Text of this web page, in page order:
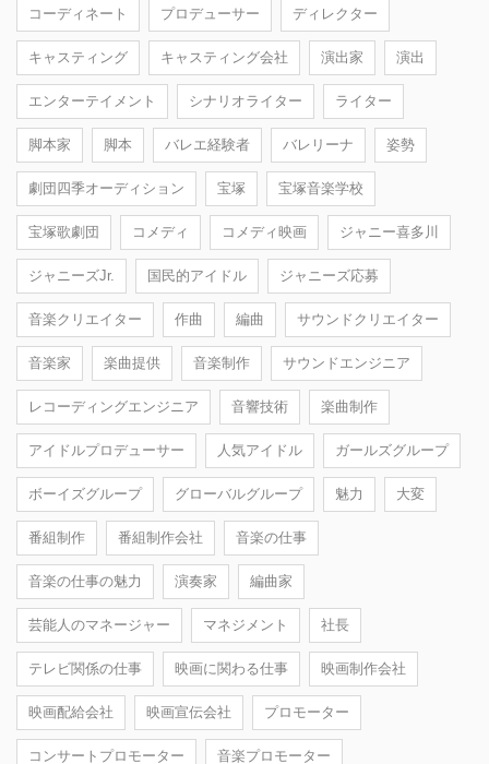
コーディネート プロデューサー ディレクター
キャスティング キャスティング会社 演出家 演出
エンターテイメント シナリオライター ライター
脚本家 脚本 バレエ経験者 バレリーナ 姿勢
劇団四季オーディション 宝塚 宝塚音楽学校
宝塚歌劇団 コメディ コメディ映画 ジャニー喜多川
ジャニーズJr. 国民的アイドル ジャニーズ応募
音楽クリエイター 作曲 編曲 サウンドクリエイター
音楽家 楽曲提供 音楽制作 サウンドエンジニア
レコーディングエンジニア 音響技術 楽曲制作
アイドルプロデューサー 人気アイドル ガールズグループ
ボーイズグループ グローバルグループ 魅力 大変
番組制作 番組制作会社 音楽の仕事
音楽の仕事の魅力 演奏家 編曲家
芸能人のマネージャー マネジメント 社長
テレビ関係の仕事 映画に関わる仕事 映画制作会社
映画配給会社 映画宣伝会社 プロモーター
コンサートプロモーター 音楽プロモーター